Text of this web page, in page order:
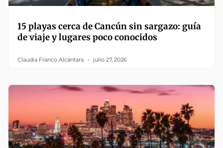
15 playas cerca de Cancún sin sargazo: guía
de viaje y lugares poco conocidos
Claudia Franco Alcántara julio 27, 2026